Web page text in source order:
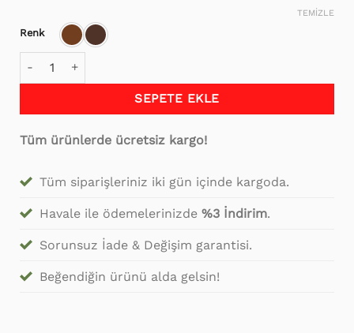
₺7,000.00.
Renk
TEMIZLE
SEPETE EKLE
Tüm ürünlerde ücretsiz kargo!
Tüm siparişleriniz iki gün içinde kargoda.
Havale ile ödemelerinizde %3 İndirim.
Sorunsuz İade & Değişim garantisi.
Beğendiğin ürünü alda gelsin!